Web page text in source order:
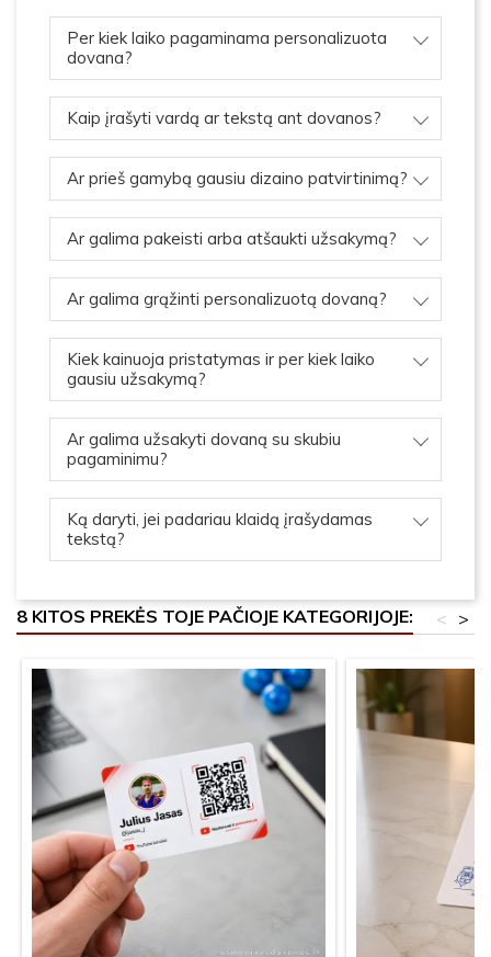
Per kiek laiko pagaminama personalizuota
dovana?
Kaip įrašyti vardą ar tekstą ant dovanos?
Ar prieš gamybą gausiu dizaino patvirtinimą?
Ar galima pakeisti arba atšaukti užsakymą?
Ar galima grąžinti personalizuotą dovaną?
Kiek kainuoja pristatymas ir per kiek laiko
gausiu užsakymą?
Ar galima užsakyti dovaną su skubiu
pagaminimu?
Ką daryti, jei padariau klaidą įrašydamas
tekstą?
8 KITOS PREKĖS TOJE PAČIOJE KATEGORIJOJE: >
<